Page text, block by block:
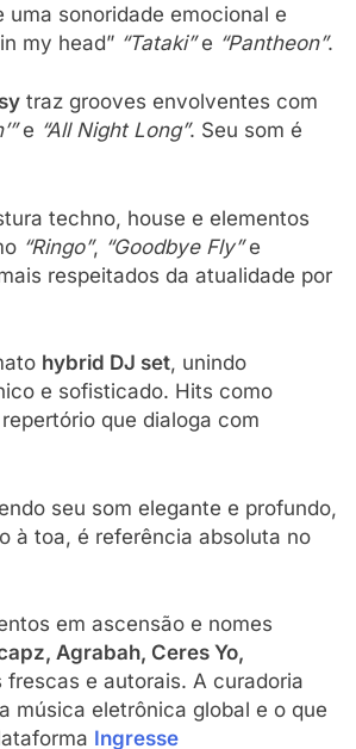
sonoridade emocional e
my head” “Tataki”e “Pantheon”.
traz grooves envolventes com
e “All Night Long”. Seu som é
techno, house e elementos
“Ringo”, “Goodbye Fly”e
respeitados da atualidade por
hybrid DJ set, unindo
e sofisticado. Hits como
que dialoga com
seu som elegante e profundo,
à toa, é referência absoluta no
em ascensão e nomes
Agrabah, Ceres Yo,
e autorais. A curadoria
música eletrônica global e o que
Ingresse